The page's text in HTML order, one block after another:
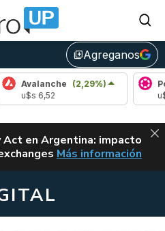
library_addAgreganos
Avalanche (2,29%)
u$s 6,52
u$s
ALERTAen Argentina: impacto
CLARITY ACT EN
Más información